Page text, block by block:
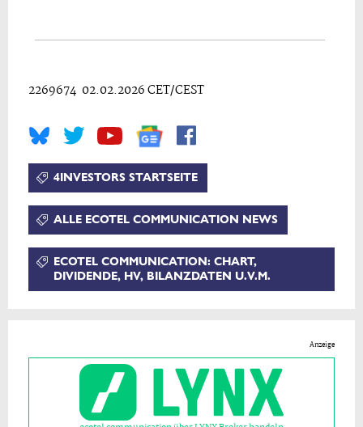
2269674 02.02.2026 CET/CEST
4INVESTORS STARTSEITE
ALLE ECOTEL COMMUNICATION NEWS
ECOTEL COMMUNICATION: CHART,
DIVIDENDE, HV, BILANZDATEN U.V.M.
Anzeige